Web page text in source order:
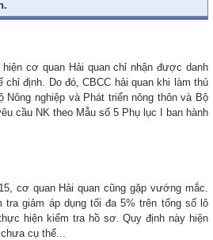
cơ quan Hải quan chỉ nhận được danh
định. Do đó, CBCC hải quan khi làm thủ
nghiệp và Phát triển nông thôn và Bộ
cầu NK theo Mẫu số 5 Phụ lục I ban hành
cơ quan Hải quan cũng gặp vướng mắc.
giảm áp dụng tối đa 5% trên tổng số lô
hiện kiểm tra hồ sơ. Quy định này hiện
cụ thể...